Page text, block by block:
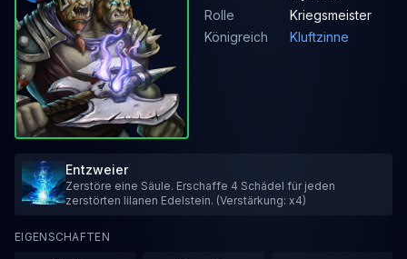
Rolle
Kriegsmeister
Königreich
Kluftzinne
Entzweier
Zerstöre eine Säule. Erschaffe 4 Schädel für jeden
zerstörten lilanen Edelstein. (Verstärkung: x4)
EIGENSCHAFTEN